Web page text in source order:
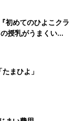
初めてのひよこクラ
授乳がうまくい
のトラブル 解決テ
まひよ」